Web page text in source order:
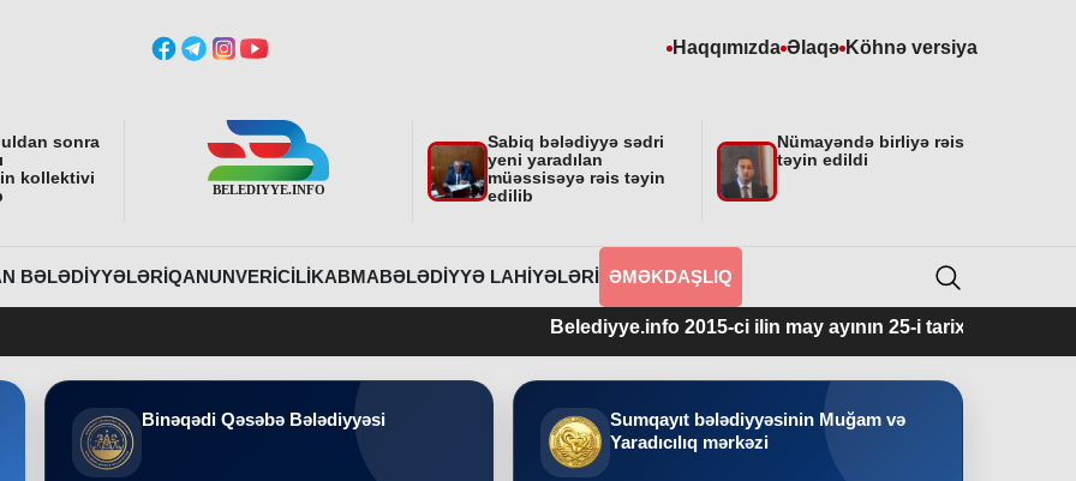
Haqqımızda Əlaqə Köhnə versiya
sonra
kollektivi
Sabiq bələdiyyə sədri
yeni yaradılan
müəssisəyə rəis təyin
edilib
Nümayəndə birliyə rəis
təyin edildi
BƏLƏDIYYƏLƏRIQANUNVERICILIKABMABƏLƏDIYYƏ LAHIYƏLƏRI ƏMƏKDAŞLIQ
Belediyye.info 2015-ci ilin may ayının 25-i tarixindən
Binəqədi Qəsəbə Bələdiyyəsi
Sumqayıt bələdiyyəsinin Muğam və
Yaradıcılıq mərkəzi